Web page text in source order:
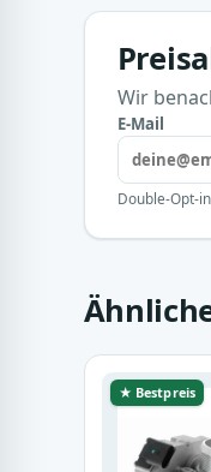
Wir
E-Mail
Double-Opt-
★ Bestpreis